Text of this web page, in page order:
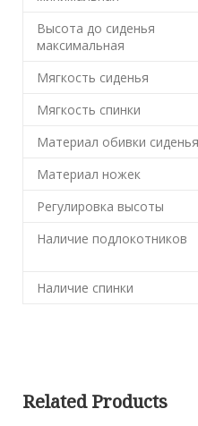
Высота до сиденья
максимальная
Мягкость сиденья
Мягкость спинки
Материал обивки сиденья
Материал ножек
Регулировка высоты
Наличие подлокотников
Наличие спинки
Related Products